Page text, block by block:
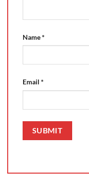
Name*
Email *